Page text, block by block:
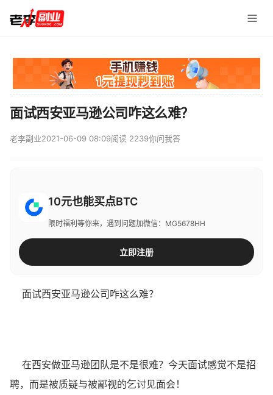
面试西安亚马逊公司咋这么难？
老李副业2021-06-09 08:09阅读 2239你问我答
10元也能买点BTC
限时福利等你来，遇到问题加微信：MG5678HH
立即注册
面试西安亚马逊公司咋这么难？
在西安做亚马逊团队是不是很难？今天面试感觉不是招
聘，而是被质疑与被鄙视的乞讨见面会！